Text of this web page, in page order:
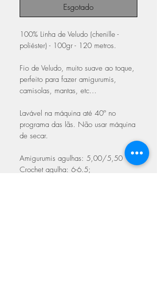
Esgotado
100% Linha de Veludo (chenille -
poliéster) - 100gr - 120 metros.
Fio de Veludo, muito suave ao toque,
perfeito para fazer amigurumis,
camisolas, mantas, etc...
Lavável na máquina até 40º no
programa das lãs. Não usar máquina
de secar.
Amigurumis agulhas: 5,00/5,50
Crochet agulha: 6-6.5;